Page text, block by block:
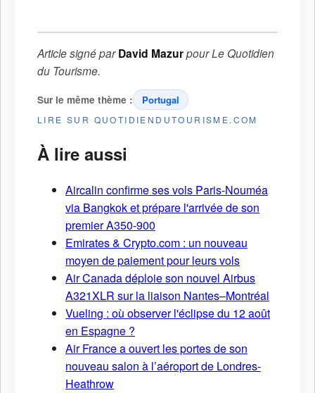
Article signé parDavid MazurpourLe Quotidien
du Tourisme.
Sur le même thème : Portugal
LIRE SUR QUOTIDIENDUTOURISME.COM
À lire aussi
Aircalin confirme ses vols Paris-Nouméa
via Bangkok et prépare l'arrivée de son
premier A350-900
Emirates & Crypto.com : un nouveau
moyen de paiement pour leurs vols
Air Canada déploie son nouvel Airbus
A321XLR sur la liaison Nantes–Montréal
Vueling : où observer l'éclipse du 12 août
en Espagne ?
Air France a ouvert les portes de son
nouveau salon à l’aéroport de Londres-
Heathrow